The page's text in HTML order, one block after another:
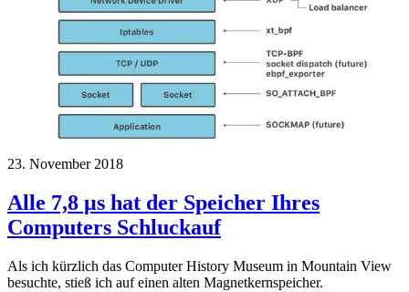
23. November 2018
Alle 7,8 μs hat der Speicher Ihres
Computers Schluckauf
Als ich kürzlich das Computer History Museum in Mountain View
besuchte, stieß ich auf einen alten Magnetkernspeicher.